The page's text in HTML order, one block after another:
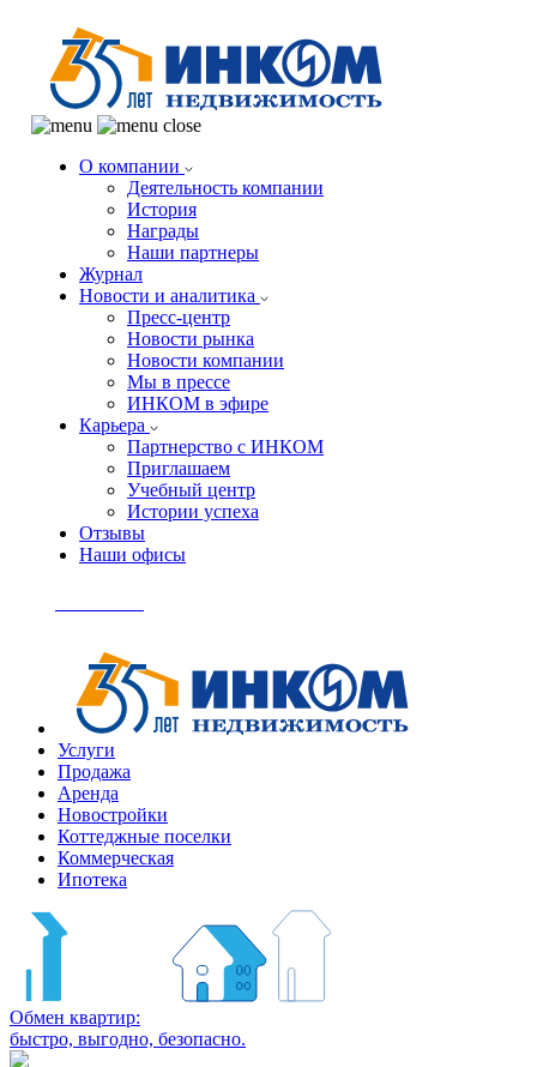
О компании
Деятельность компании
История
Награды
Наши партнеры
Журнал
Новости и аналитика
Пресс-центр
Новости рынка
Новости компании
Мы в прессе
ИНКОМ в эфире
Карьера
Партнерство с ИНКОМ
Приглашаем
Учебный центр
Истории успеха
Отзывы
Наши офисы
Услуги
Продажа
Аренда
Новостройки
Коттеджные поселки
Коммерческая
Ипотека
Обмен квартир:
быстро, выгодно, безопасно.